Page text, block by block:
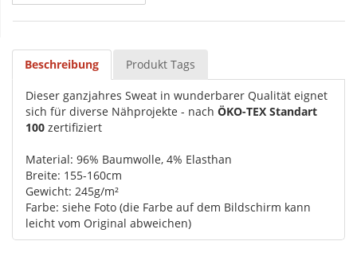
Beschreibung Produkt Tags
Dieser ganzjahres Sweat in wunderbarer Qualität eignet
sich für diverse Nähprojekte - nach ÖKO-TEX Standart
100 zertifiziert
Material: 96% Baumwolle, 4% Elasthan
Breite: 155-160cm
Gewicht: 245g/m²
Farbe: siehe Foto (die Farbe auf dem Bildschirm kann
leicht vom Original abweichen)